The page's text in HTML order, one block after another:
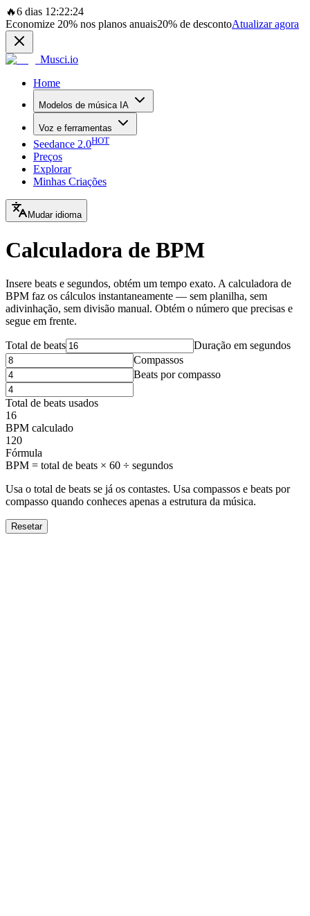
🔥6 dias 12:22:24
Economize 20% nos planos anuais20% de descontoAtualizar agora
Musci.io
Home
Modelos de música IA
Voz e ferramentas
Seedance 2.0HOT
Preços
Explorar
Minhas Criações
Mudar idioma
Calculadora de BPM
Insere beats e segundos, obtém um tempo exato. A calculadora de
BPM faz os cálculos instantaneamente — sem planilha, sem
adivinhação, sem divisão manual. Obtém o número que precisas e
segue em frente.
Total de beats
Duração em segundos
Compassos
Beats por compasso
Total de beats usados
16
BPM calculado
120
Fórmula
BPM = total de beats × 60 ÷ segundos
Usa o total de beats se já os contastes. Usa compassos e beats por
compasso quando conheces apenas a estrutura da música.
Resetar